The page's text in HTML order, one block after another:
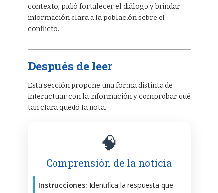
contexto, pidió fortalecer el diálogo y brindar
información clara a la población sobre el
conflicto.
Después de leer
Esta sección propone una forma distinta de
interactuar con la información y comprobar qué
tan clara quedó la nota.
🧠
Comprensión de la noticia
Instrucciones: Identifica la respuesta que